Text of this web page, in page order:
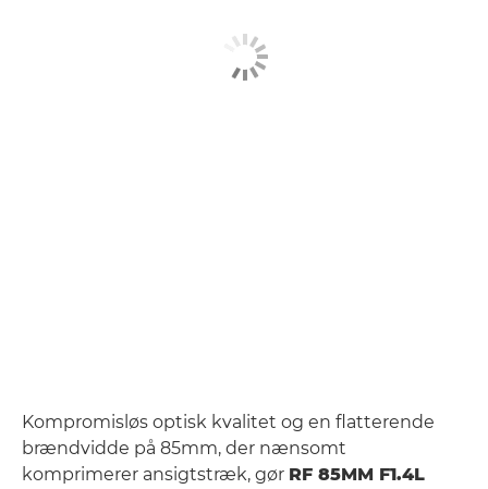
Kompromisløs optisk kvalitet og en flatterende
brændvidde på 85mm, der nænsomt
komprimerer ansigtstræk, gør RF 85MM F1.4L